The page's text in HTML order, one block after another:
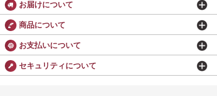
お届けについて
商品について
お支払いについて
セキュリティについて